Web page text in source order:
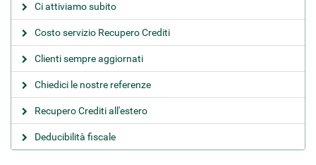
Ci attiviamo subito
Costo servizio Recupero Crediti
Clienti sempre aggiornati
Chiedici le nostre referenze
Recupero Crediti all'estero
Deducibilità fiscale